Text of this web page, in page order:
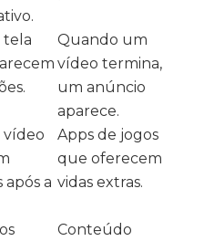
tela
Quando um
vídeo termina,
um anúncio
aparece.
vídeo
após a
Apps de jogos
que oferecem
vidas extras.
Conteúdo